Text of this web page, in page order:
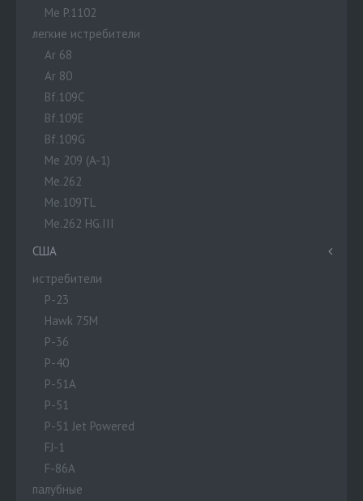
Me P.1102
легкие истребители
Ar 68
Ar 80
Bf.109C
Bf.109E
Bf.109G
Me 209 (A-1)
Me.262
Me.109TL
Me.262 HG.III
США
истребители
P-23
Hawk 75M
P-36
P-40
P-51A
P-51
P-51 Jet Powered
FJ-1
F-86A
палубные